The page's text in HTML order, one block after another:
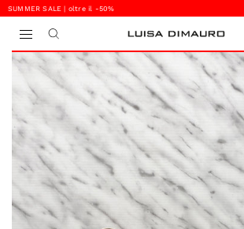
SUMMER SALE | oltre il -50%